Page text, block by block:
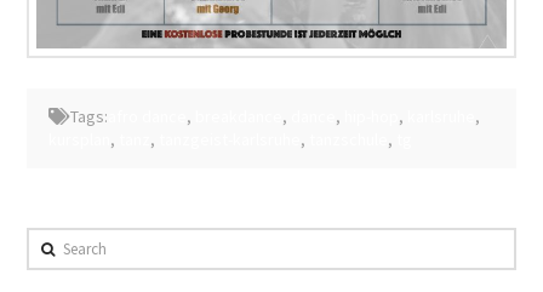
Tags: , , , ,
,
, , , ,
Search